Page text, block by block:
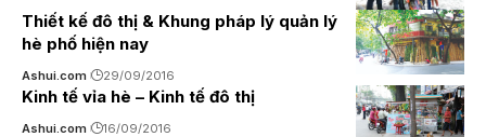
Thiết kế đô thị & Khung pháp lý quản lý
hè phố hiện nay
Ashui.com 29/09/2016
Kinh tế vỉa hè – Kinh tế đô thị
Ashui.com 16/09/2016